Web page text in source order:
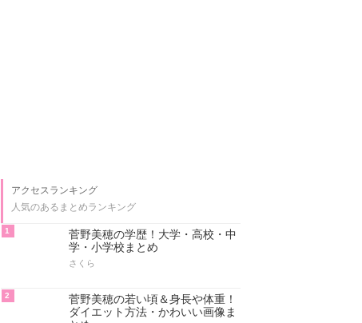
アクセスランキング
人気のあるまとめランキング
1
菅野美穂の学歴！大学・高校・中
学・小学校まとめ
さくら
2
菅野美穂の若い頃＆身長や体重！
ダイエット方法・かわいい画像ま